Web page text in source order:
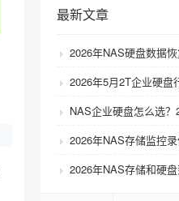
最新文章